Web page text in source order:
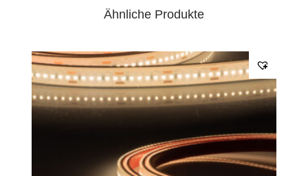
Ähnliche Produkte